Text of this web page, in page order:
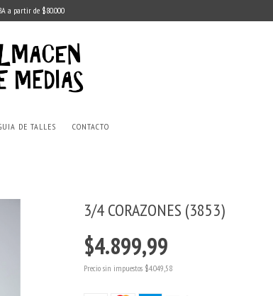
a partir de $80.000
DE TALLES CONTACTO
3/4 CORAZONES (3853)
$4.899,99
Precio sin impuestos $4.049,58